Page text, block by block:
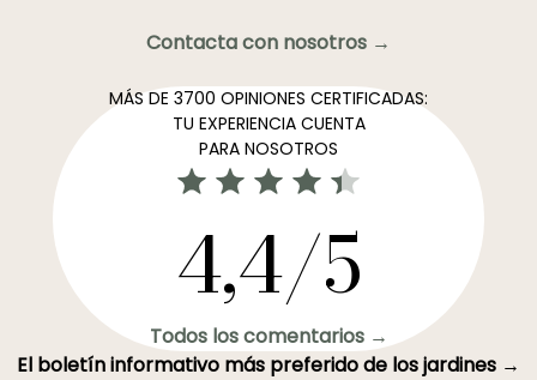
Contacta con nosotros →
MÁS DE 3700 OPINIONES CERTIFICADAS:
TU EXPERIENCIA CUENTA
PARA NOSOTROS
4,4/5
Todos los comentarios →
El boletín informativo más preferido de los jardines →